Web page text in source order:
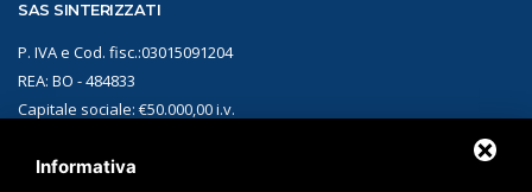
SAS SINTERIZZATI
P. IVA e Cod. fisc.:03015091204
REA: BO - 484833
Capitale sociale: €50.000,00 i.v.
Informativa